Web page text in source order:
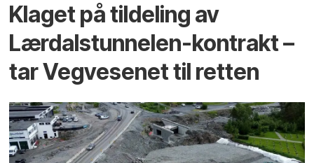
Klaget på tildeling av
Lærdalstunnelen-kontrakt –
tar Vegvesenet til retten